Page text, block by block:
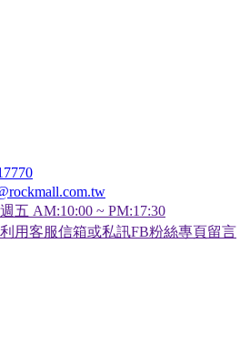
五 AM:10:00 ~ PM:17:30
用客服信箱或私訊FB粉絲專頁留言